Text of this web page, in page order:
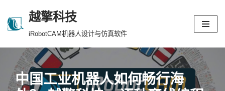
跳
文
越擎科技
iRobotCAM机器人设计与仿真软件
中国工业机器人如何畅行海